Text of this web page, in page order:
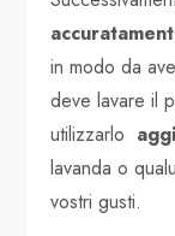
in modo da
deve lavare il
utilizzarlo
lavanda o
vostri gusti.